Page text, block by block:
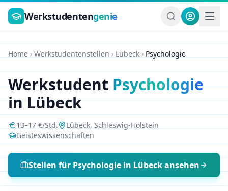
Zum Hauptinhalt springen
Werkstudentengenie
Home Werkstudentenstellen Lübeck Psychologie
WerkstudentPsychologie
inLübeck
13–17 €/Std. Lübeck, Schleswig-Holstein
Geisteswissenschaften
Stellen für Psychologie in Lübeckansehen